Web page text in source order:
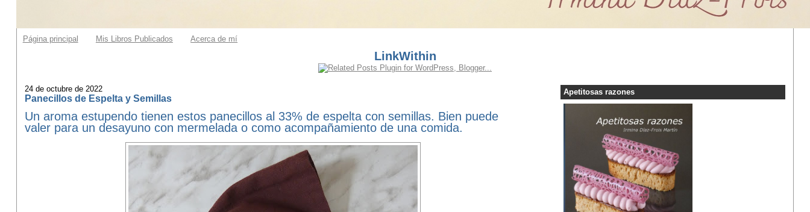
Página principal Mis Libros Publicados Acerca de mí
LinkWithin
24 de octubre de 2022
Panecillos de Espelta y Semillas
Un aroma estupendo tienen estos panecillos al 33% de espelta con semillas. Bien puede
valer para un desayuno con mermelada o como acompañamiento de una comida.
Apetitosas razones